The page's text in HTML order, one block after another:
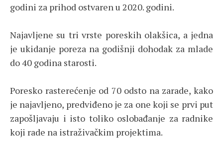
godini za prihod ostvaren u 2020. godini.
Najavljene su tri vrste poreskih olakšica, a jedna
je ukidanje poreza na godišnji dohodak za mlade
do 40 godina starosti.
Poresko rasterećenje od 70 odsto na zarade, kako
je najavljeno, predviđeno je za one koji se prvi put
zapošljavaju i isto toliko oslobađanje za radnike
koji rade na istraživačkim projektima.